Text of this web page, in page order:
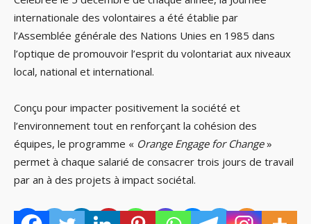
internationale des volontaires a été établie par
l’Assemblée générale des Nations Unies en 1985 dans
l’optique de promouvoir l’esprit du volontariat aux niveaux
local, national et international.
Conçu pour impacter positivement la société et
l’environnement tout en renforçant la cohésion des
équipes, le programme « Orange Engage for Change»
permet à chaque salarié de consacrer trois jours de travail
par an à des projets à impact sociétal.